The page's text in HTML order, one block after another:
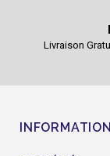
Livraison